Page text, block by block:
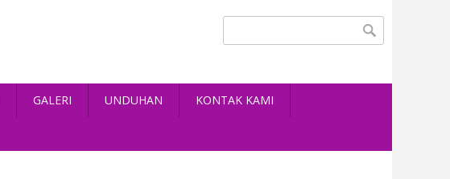
Search form
GALERI UNDUHAN KONTAK KAMI